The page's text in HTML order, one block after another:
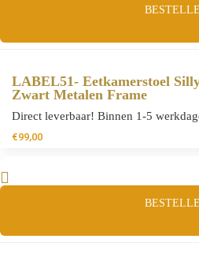
LABEL51- Eetkamerstoel
Zwart Metalen Frame
Direct leverbaar! Binnen 1-5
€99,00